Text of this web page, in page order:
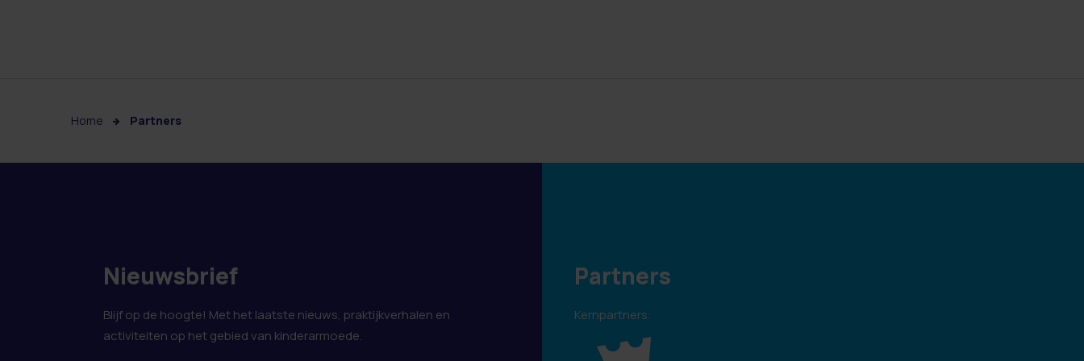
Home Partners
Nieuwsbrief
Blijf op de hoogte! Met het laatste nieuws, praktijkverhalen en
activiteiten op het gebied van kinderarmoede.
Partners
Kernpartners: